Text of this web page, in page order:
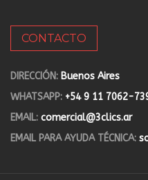
CONTACTO
DIRECCIÓN: Buenos Aires
WHATSAPP: +54 9 11 7062-
EMAIL: comercial@3clics.ar
EMAIL PARA AYUDA TÉCNICA: